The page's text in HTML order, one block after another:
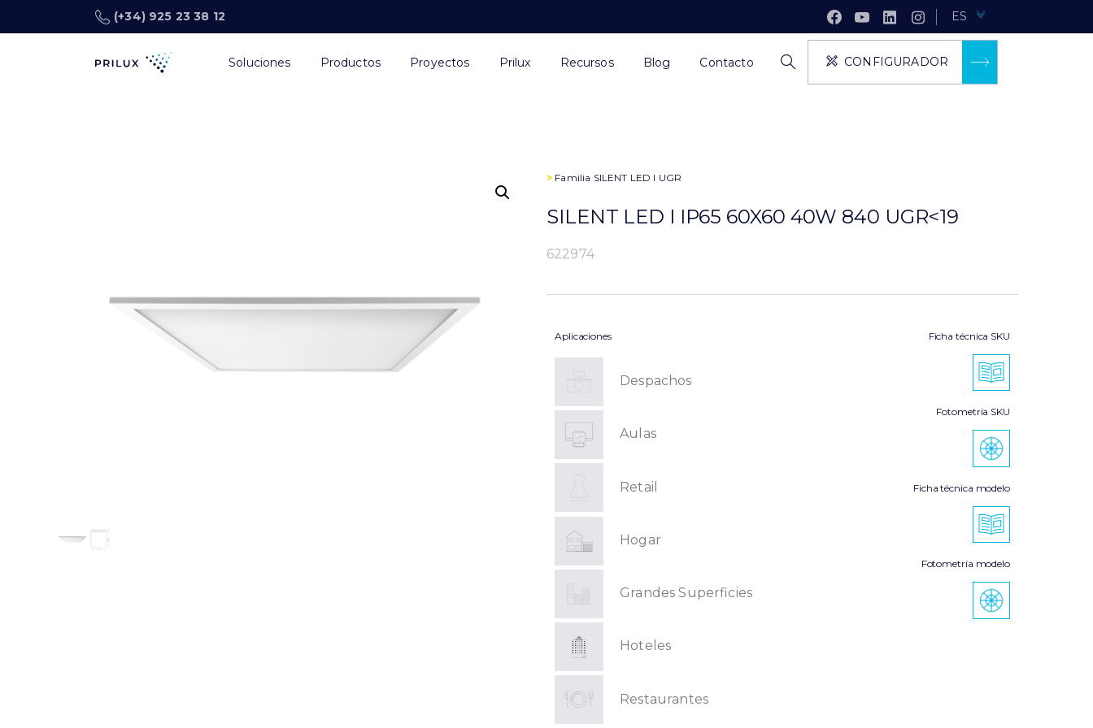
(+34) 925 23 38 12 ES
Soluciones Productos Proyectos Prilux Recursos Blog Contacto CONFIGURADOR
> Familia SILENT LED I UGR
SILENT LED I IP65 60X60 40W 840 UGR<19
622974
Aplicaciones
Despachos
Aulas
Retail
Hogar
Grandes Superficies
Hoteles
Restaurantes
Ficha técnica SKU
Fotometría SKU
Ficha técnica modelo
Fotometría modelo